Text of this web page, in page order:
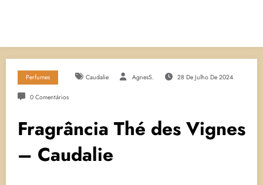
Perfumes Caudalie AgnesS. 28 De Julho De 2024
0 Comentários
Fragrância Thé des Vignes
– Caudalie